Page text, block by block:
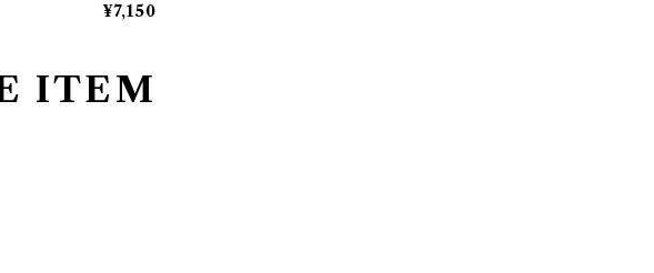
¥7,150
ITEM